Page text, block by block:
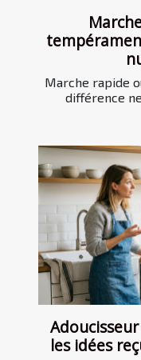
Marche rapide
différence
les idées